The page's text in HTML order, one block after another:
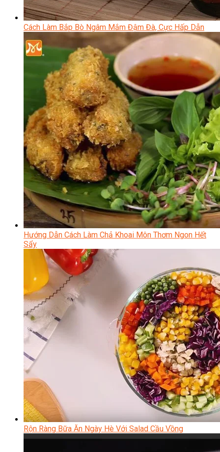
Cách Làm Bắp Bò Ngâm Mắm Đậm Đà, Cực Hấp Dẫn
Hướng Dẫn Cách Làm Chả Khoai Môn Thơm Ngon Hết
Sẩy
Rộn Ràng Bữa Ăn Ngày Hè Với Salad Cầu Vồng